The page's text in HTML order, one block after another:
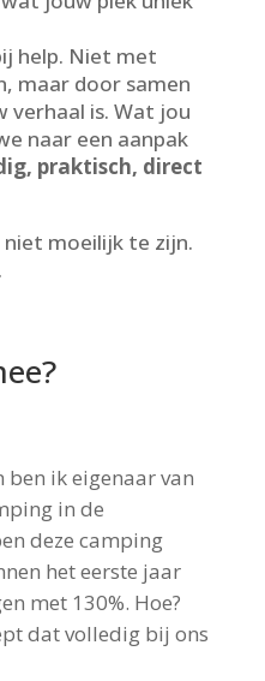
help. Niet met
maar door samen
is. Wat jou
naar een aanpak
praktisch, direct
moeilijk te zijn.
ik eigenaar van
in de
deze camping
het eerste jaar
met 130%. Hoe?
dat volledig bij ons